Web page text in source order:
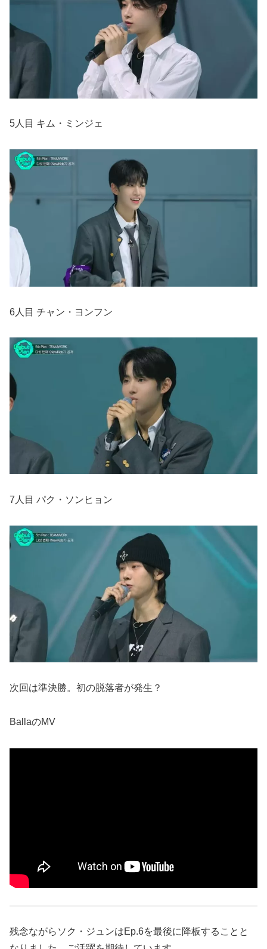
5人目 キム・ミンジェ
6人目 チャン・ヨンフン
7人目 パク・ソンヒョン
次回は準決勝。初の脱落者が発生？
BallaのMV
残念ながらソク・ジュンはEp.6を最後に降板することと